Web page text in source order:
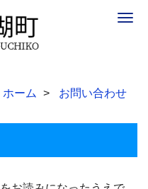
ホーム お問い合わせ